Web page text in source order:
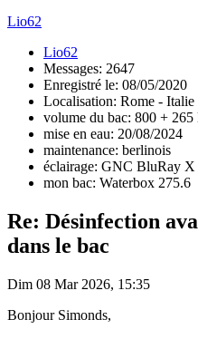
Lio62
Lio62
Messages: 2647
Enregistré le: 08/05/2020
Localisation: Rome - Italie
volume du bac: 800 + 265
mise en eau: 20/08/2024
maintenance: berlinois
éclairage: GNC BluRay X
mon bac: Waterbox 275.6
Re: Désinfection
dans le bac
Dim 08 Mar 2026, 15:35
Bonjour Simonds,